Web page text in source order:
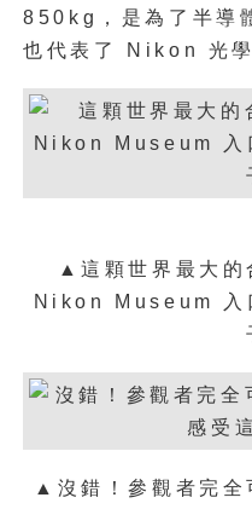
850kg，是為了半導
也代表了 Nikon 光學
▲這顆世界最大的
Nikon Museum 入
▲沒錯！參觀者完全